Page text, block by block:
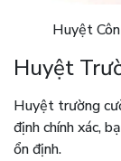
Huyệt
Huyệt
Huyệt trường
định chính xác,
ổn định.